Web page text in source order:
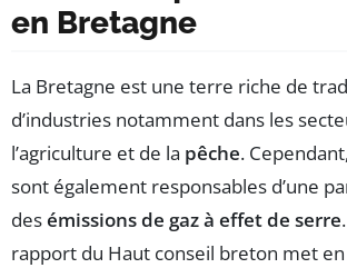
en Bretagne
La Bretagne est une terre riche de
d’industries notamment dans les
l’agriculture et de la pêche.
sont également responsables d’une
desémissions de gaz à effet de serre
rapport du Haut conseil breton met